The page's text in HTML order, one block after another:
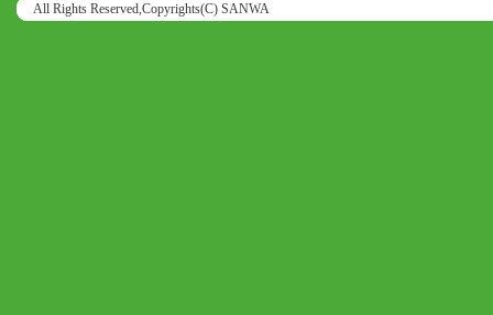
All Rights Reserved,Copyrights(C) SANWA